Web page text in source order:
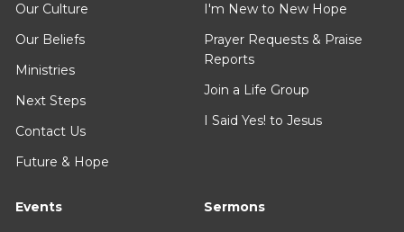
Our Culture
Our Beliefs
Ministries
Next Steps
Contact Us
Future & Hope
I'm New to New Hope
Prayer Requests & Praise
Reports
Join a Life Group
I Said Yes! to Jesus
Events Sermons